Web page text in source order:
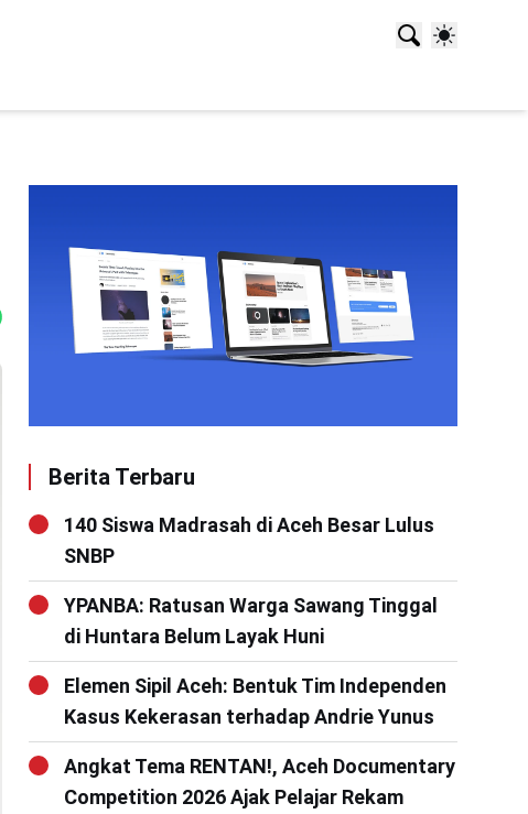
Berita Terbaru
140 Siswa Madrasah di Aceh Besar Lulus
SNBP
YPANBA: Ratusan Warga Sawang Tinggal
di Huntara Belum Layak Huni
Elemen Sipil Aceh: Bentuk Tim Independen
Kasus Kekerasan terhadap Andrie Yunus
Angkat Tema RENTAN!, Aceh Documentary
Competition 2026 Ajak Pelajar Rekam